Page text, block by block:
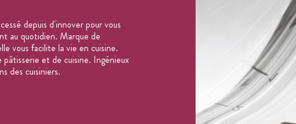
depuis d'innover pour vous
au quotidien. Marque de
vous facilite la vie en cuisine.
pâtisserie et de cuisine. Ingénieux
des cuisiniers.